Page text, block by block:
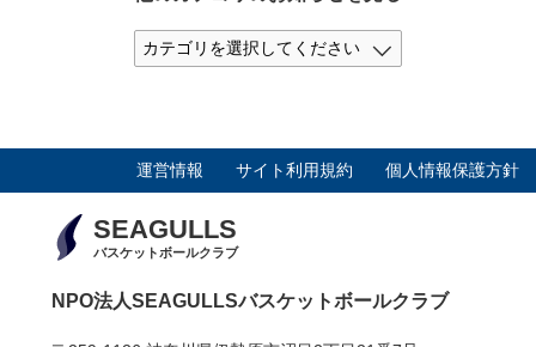
運営情報 サイト利用規約 個人情報保護方針
SEAGULLS
バスケットボールクラブ
NPO法人SEAGULLSバスケットボールクラブ